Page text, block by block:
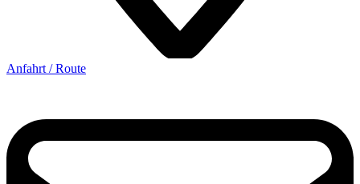
Anfahrt / Route